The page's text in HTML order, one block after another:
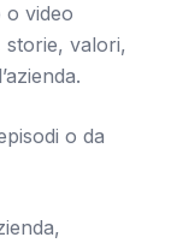
o video
storie, valori,
o da